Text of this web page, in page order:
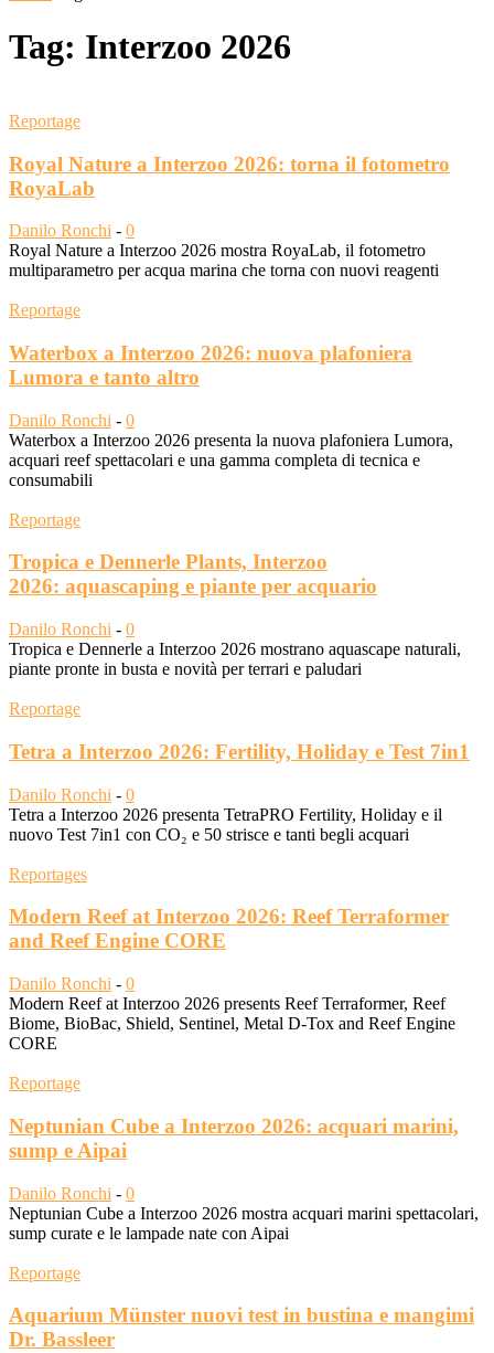
Tag: Interzoo 2026
Reportage
Royal Nature a Interzoo 2026: torna il fotometro
RoyaLab
Danilo Ronchi - 0
Royal Nature a Interzoo 2026 mostra RoyaLab, il fotometro
multiparametro per acqua marina che torna con nuovi reagenti
Reportage
Waterbox a Interzoo 2026: nuova plafoniera
Lumora e tanto altro
Danilo Ronchi - 0
Waterbox a Interzoo 2026 presenta la nuova plafoniera Lumora,
acquari reef spettacolari e una gamma completa di tecnica e
consumabili
Reportage
Tropica e Dennerle Plants, Interzoo
2026: aquascaping e piante per acquario
Danilo Ronchi - 0
Tropica e Dennerle a Interzoo 2026 mostrano aquascape naturali,
piante pronte in busta e novità per terrari e paludari
Reportage
Tetra a Interzoo 2026: Fertility, Holiday e Test 7in1
Danilo Ronchi - 0
Tetra a Interzoo 2026 presenta TetraPRO Fertility, Holiday e il
nuovo Test 7in1 con CO₂ e 50 strisce e tanti begli acquari
Reportages
Modern Reef at Interzoo 2026: Reef Terraformer
and Reef Engine CORE
Danilo Ronchi - 0
Modern Reef at Interzoo 2026 presents Reef Terraformer, Reef
Biome, BioBac, Shield, Sentinel, Metal D-Tox and Reef Engine
CORE
Reportage
Neptunian Cube a Interzoo 2026: acquari marini,
sump e Aipai
Danilo Ronchi - 0
Neptunian Cube a Interzoo 2026 mostra acquari marini spettacolari,
sump curate e le lampade nate con Aipai
Reportage
Aquarium Münster nuovi test in bustina e mangimi
Dr. Bassleer